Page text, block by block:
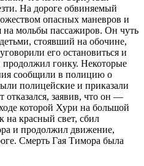
На дороге обвиняемый
опасных маневров и
на мольбы пассажиров. Он чуть
стоявший на обочине,
его остановиться и
гонку. Некоторые
сообщили в полицию о
полицейские и приказали
отказался, заявив, что он —
которой Хури на большой
на красный свет, сбил
и продолжил движение,
Смерть Гая Тимора была